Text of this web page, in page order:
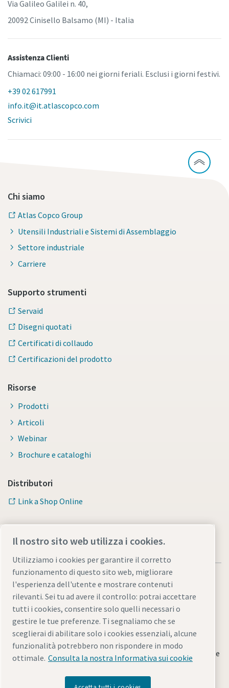
Via Galileo Galilei n. 40,
20092 Cinisello Balsamo (MI) - Italia
Assistenza Clienti
Chiamaci: 09:00 - 16:00 nei giorni feriali. Esclusi i giorni festivi.
+39 02 617991
info.it@it.atlascopco.com
Scrivici
Chi siamo
Atlas Copco Group
Utensili Industriali e Sistemi di Assemblaggio
Settore industriale
Carriere
Supporto strumenti
Servaid
Disegni quotati
Certificati di collaudo
Certificazioni del prodotto
Risorse
Prodotti
Articoli
Webinar
Brochure e cataloghi
Distributori
Link a Shop Online
Note legali e informativa sulla privacy
Gestione preferenze cookiesAccessibilitàMappa del sito
© 2026 Atlas Copco Italia S.r.l - Divisione Utensili Industriali e
Sistemi di Assemblaggio
Il nostro sito web utilizza i cookies.
Utilizziamo i cookies per garantire il corretto
funzionamento di questo sito web, migliorare
l'esperienza dell'utente e mostrare contenuti
rilevanti. Sei tu ad avere il controllo: potrai accettare
tutti i cookies, consentire solo quelli necessari o
gestire le tue preferenze. Ti segnaliamo che se
sceglierai di abilitare solo i cookies essenziali, alcune
funzionalità potrebbero non rispondere in modo
ottimale. Consulta la nostra Informativa sui cookie